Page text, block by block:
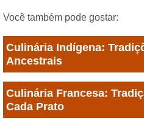
Você também pode gostar:
Culinária Indígena:
Ancestrais
Culinária Francesa:
Cada Prato